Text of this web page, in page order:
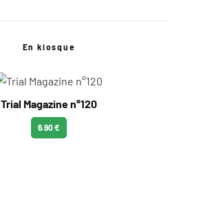
En kiosque
Trial Magazine n°120
6.90 €